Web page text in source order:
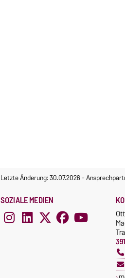
Letzte Änderung: 30.07.2026-
SOZIALE MEDIEN